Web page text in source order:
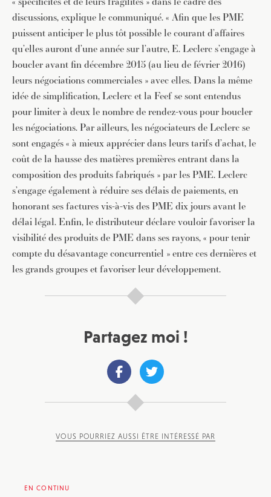
discussions, explique le communiqué. « Afin que les PME
puissent anticiper le plus tôt possible le courant d’affaires
qu’elles auront d’une année sur l’autre, E. Leclerc s’engage à
boucler avant fin décembre 2015 (au lieu de février 2016)
leurs négociations commerciales » avec elles. Dans la même
idée de simplification, Leclerc et la Feef se sont entendus
pour limiter à deux le nombre de rendez-vous pour boucler
les négociations. Par ailleurs, les négociateurs de Leclerc se
sont engagés « à mieux apprécier dans leurs tarifs d’achat, le
coût de la hausse des matières premières entrant dans la
composition des produits fabriqués » par les PME. Leclerc
s’engage également à réduire ses délais de paiements, en
honorant ses factures vis-à-vis des PME dix jours avant le
délai légal. Enfin, le distributeur déclare vouloir favoriser la
visibilité des produits de PME dans ses rayons, « pour tenir
compte du désavantage concurrentiel » entre ces dernières et
les grands groupes et favoriser leur développement.
Partagez moi !
VOUS POURRIEZ AUSSI ÊTRE INTÉRESSÉ PAR
EN CONTINU
d’info avec une sélection d’articles …